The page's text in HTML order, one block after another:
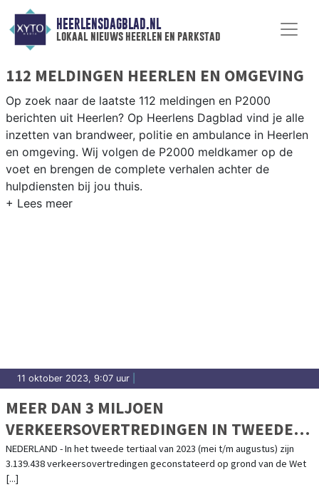
HEERLENSDAGBLAD.NL
lokaal nieuws heerlen en parkstad
112 MELDINGEN HEERLEN EN OMGEVING
Op zoek naar de laatste 112 meldingen en P2000
berichten uit Heerlen? Op Heerlens Dagblad vind je alle
inzetten van brandweer, politie en ambulance in Heerlen
en omgeving. Wij volgen de P2000 meldkamer op de
voet en brengen de complete verhalen achter de
hulpdiensten bij jou thuis.
11 oktober 2023, 9:07 uur
MEER DAN 3 MILJOEN
VERKEERSOVERTREDINGEN IN TWEEDE
TERTIAAL 2023
NEDERLAND - In het tweede tertiaal van 2023 (mei t/m augustus) zijn
3.139.438 verkeersovertredingen geconstateerd op grond van de Wet
[...]